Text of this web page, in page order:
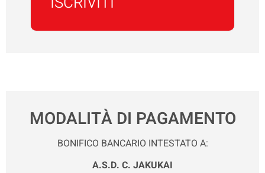
MODALITÀ DI PAGAMENTO
BONIFICO BANCARIO INTESTATO A:
A.S.D. C. JAKUKAI